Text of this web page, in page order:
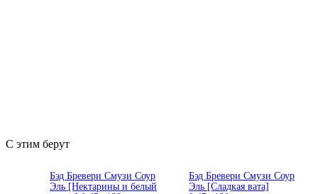
С этим берут
Бэд Бревери Смузи Соур
Эль [Нектарины и белый
Бэд Бревери Смузи Соур
Эль [Сладкая вата]